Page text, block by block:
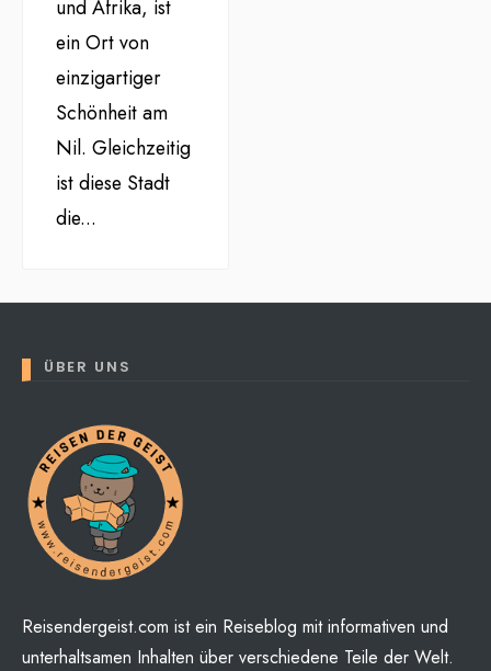
und Afrika, ist
ein Ort von
einzigartiger
Schönheit am
Nil. Gleichzeitig
ist diese Stadt
die...
ÜBER UNS
Reisendergeist.com ist ein Reiseblog mit informativen und
unterhaltsamen Inhalten über verschiedene Teile der Welt.